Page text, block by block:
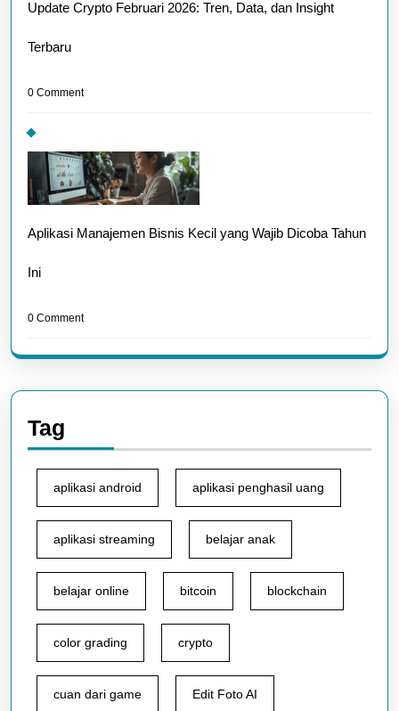
Update Crypto Februari 2026: Tren, Data, dan Insight
Terbaru
0 Comment
Aplikasi Manajemen Bisnis Kecil yang Wajib Dicoba Tahun
Ini
0 Comment
Tag
aplikasi android aplikasi penghasil uang
aplikasi streaming belajar anak
belajar online bitcoin blockchain
color grading crypto
cuan dari game Edit Foto AI